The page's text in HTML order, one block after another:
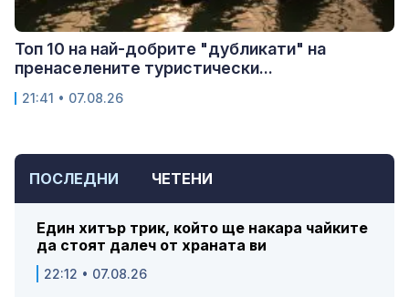
ПОСЛЕДНИ ЧЕТЕНИ
Един хитър трик, който ще накара чайките
да стоят далеч от храната ви
22:12 • 07.08.26
Топ 10 на най-добрите "дубликати" на
пренаселените туристически...
21:41 • 07.08.26